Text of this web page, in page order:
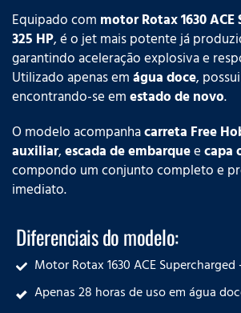
Equipado commotor Rotax 1630
325 HP, é o jet mais potente já
garantindo aceleração explosiva e
Utilizado apenas emágua doce, possui
encontrando-se emestado de novo.
O modelo acompanhacarreta Free
auxiliar,escada de embarqueecapa
compondo um conjunto completo e
imediato.
Diferenciais do modelo:
Motor Rotax 1630 ACE Supercharged
Apenas 28 horas de uso em água